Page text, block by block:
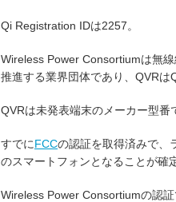
Qi Registration IDは2257。
Wireless Power Consortiumは無
推進する業界団体であり、QVRは
QVRは未発表端末のメーカー型番
すでにFCCの認証を取得済みで、
のスマートフォンとなることが確
Wireless Power Consortiumの認